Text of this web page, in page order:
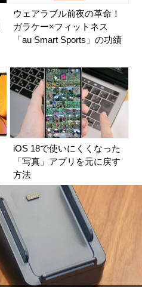
ウェアラブル前夜の革命！
ガラケー×フィットネス
「au Smart Sports」の功績
iOS 18で使いにくくなった
「写真」アプリを元に戻す
方法